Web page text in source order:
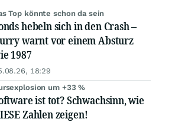
Top könnte schon da sein
hebeln sich in den Crash –
warnt vor einem Absturz
1987
18:29
um +33 %
ist tot? Schwachsinn, wie
Zahlen zeigen!